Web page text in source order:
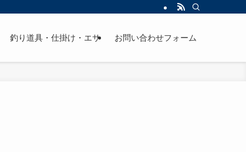
釣り道具・仕掛け・エサ お問い合わせフォーム